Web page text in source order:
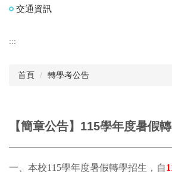
交通資訊
:::
首頁 轉學考公告
【簡章公告】115學年度暑假
一、本校115學年度暑假轉學招生，自